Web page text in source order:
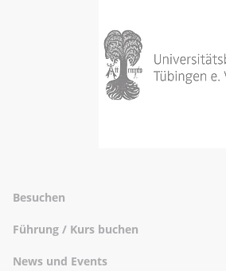
Besuchen
Führung / Kurs buchen
News und Events